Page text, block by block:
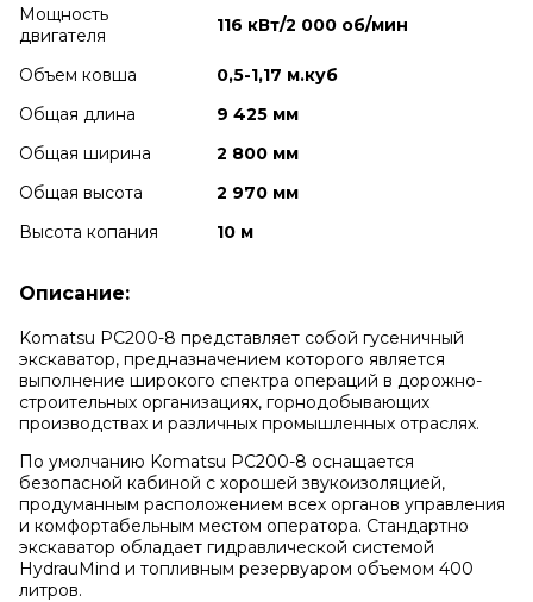
Мощность
двигателя
116 кВт/2 000 об/мин
Объем ковша
0,5-1,17 м.куб
Общая длина
9 425 мм
Общая ширина
2 800 мм
Общая высота
2 970 мм
Высота копания
10 м
Описание:
Komatsu PC200-8 представляет собой гусеничный
экскаватор, предназначением которого является
выполнение широкого спектра операций в дорожно-
строительных организациях, горнодобывающих
производствах и различных промышленных отраслях.
По умолчанию Komatsu PC200-8 оснащается
безопасной кабиной с хорошей звукоизоляцией,
продуманным расположением всех органов управления
и комфортабельным местом оператора. Стандартно
экскаватор обладает гидравлической системой
HydrauMind и топливным резервуаром объемом 400
литров.